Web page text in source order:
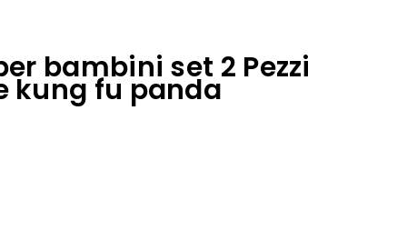
bambini set 2 Pezzi
kung fu panda